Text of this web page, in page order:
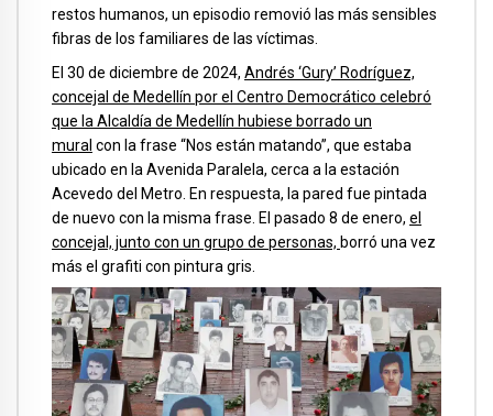
restos humanos, un episodio removió las más sensibles
fibras de los familiares de las víctimas.
El 30 de diciembre de 2024, Andrés ‘Gury’ Rodríguez,
concejal de Medellín por el Centro Democrático celebró
que la Alcaldía de Medellín hubiese borrado un
mural con la frase “Nos están matando”, que estaba
ubicado en la Avenida Paralela, cerca a la estación
Acevedo del Metro. En respuesta, la pared fue pintada
de nuevo con la misma frase. El pasado 8 de enero, el
concejal, junto con un grupo de personas, borró una vez
más el grafiti con pintura gris.